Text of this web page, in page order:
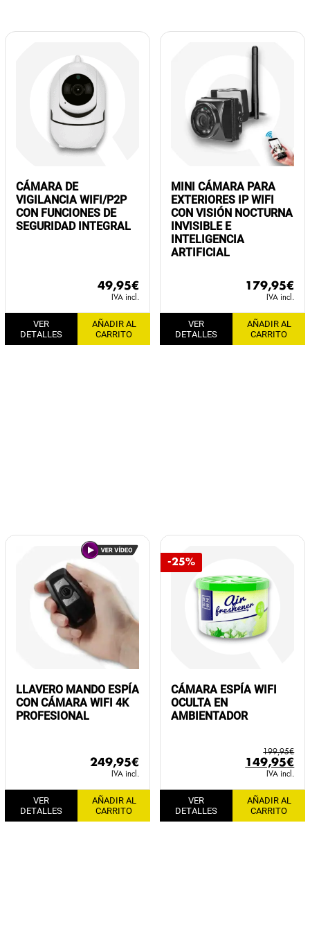
CÁMARA DE
VIGILANCIA WIFI/P2P
CON FUNCIONES DE
SEGURIDAD INTEGRAL
49,95€
IVA incl.
VER
DETALLES
AÑADIR AL
CARRITO
MINI CÁMARA PARA
EXTERIORES IP WIFI
CON VISIÓN NOCTURNA
INVISIBLE E
INTELIGENCIA
ARTIFICIAL
179,95€
IVA incl.
VER
DETALLES
AÑADIR AL
CARRITO
LLAVERO MANDO ESPÍA
CON CÁMARA WIFI 4K
PROFESIONAL
249,95€
IVA incl.
VER
DETALLES
AÑADIR AL
CARRITO
-25%
CÁMARA ESPÍA WIFI
OCULTA EN
AMBIENTADOR
199,95€
El
precio
original
era:
199,95€.
149,95€
IVA incl.
VER
DETALLES
AÑADIR AL
CARRITO